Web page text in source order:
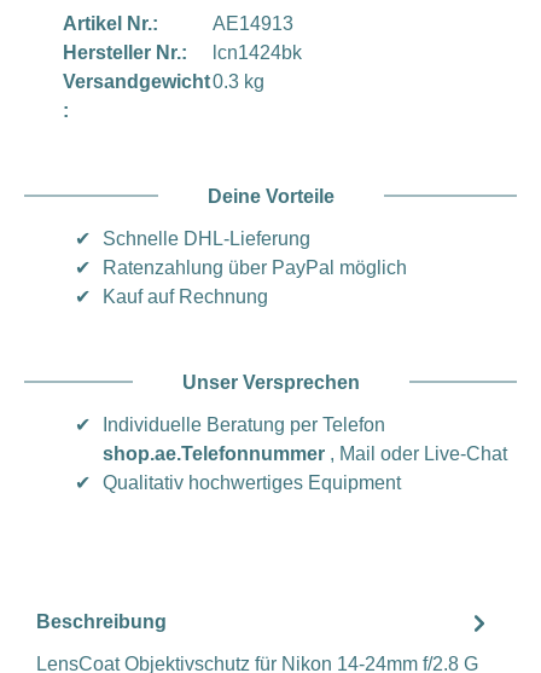
Artikel Nr.:
AE14913
Hersteller Nr.:
lcn1424bk
Versandgewicht
:
0.3 kg
Deine Vorteile
✔
Schnelle DHL-Lieferung
✔
Ratenzahlung über PayPal möglich
✔
Kauf auf Rechnung
Unser Versprechen
✔
Individuelle Beratung per Telefon
shop.ae.Telefonnummer , Mail oder Live-Chat
✔
Qualitativ hochwertiges Equipment
Beschreibung
LensCoat Objektivschutz für Nikon 14-24mm f/2.8 G